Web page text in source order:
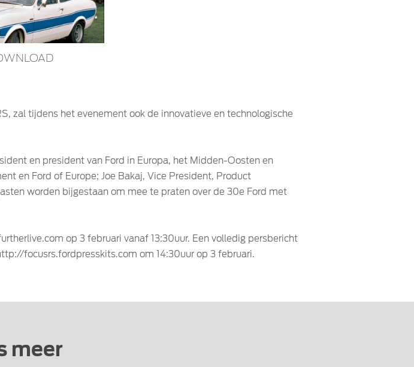
zal tijdens het evenement ook de innovatieve en technologische
en president van Ford in Europa, het Midden-Oosten en
en Ford of Europe; Joe Bakaj, Vice President, Product
worden bijgestaan om mee te praten over de 30e Ford met
op 3 februari vanaf 13:30uur. Een volledig persbericht
focusrs.fordpresskits.com om 14:30uur op 3 februari.
meer